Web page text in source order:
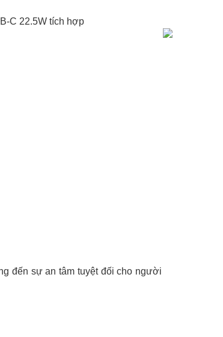
C 22.5W tích hợp
đến sự an tâm tuyệt đối cho người